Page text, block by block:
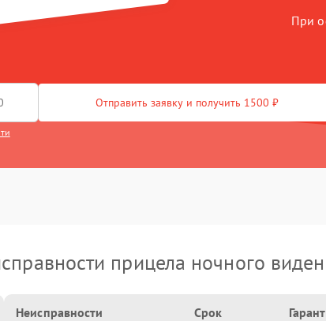
При
Отправить заявку и получить 1500 ₽
прицела ночного
Неисправности Срок